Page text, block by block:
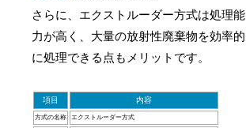
さらに、エクストルーダー方式は処理能
力が高く、大量の放射性廃棄物を効率的
に処理できる点もメリットです。
項目 内容
方式の名称 エクストルーダー方式